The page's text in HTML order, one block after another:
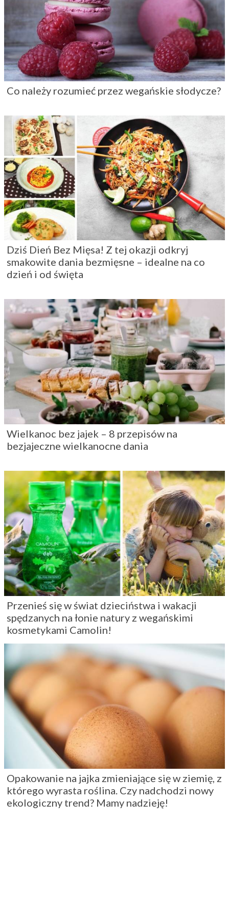
Co należy rozumieć przez wegańskie słodycze?
Dziś Dień Bez Mięsa! Z tej okazji odkryj
smakowite dania bezmięsne – idealne na co
dzień i od święta
Wielkanoc bez jajek – 8 przepisów na
bezjajeczne wielkanocne dania
Przenieś się w świat dzieciństwa i wakacji
spędzanych na łonie natury z wegańskimi
kosmetykami Camolin!
Opakowanie na jajka zmieniające się w ziemię, z
którego wyrasta roślina. Czy nadchodzi nowy
ekologiczny trend? Mamy nadzieję!